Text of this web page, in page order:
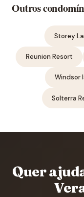
Outros
Storey
Reunion Resort
Windsor
Solterra
Quer